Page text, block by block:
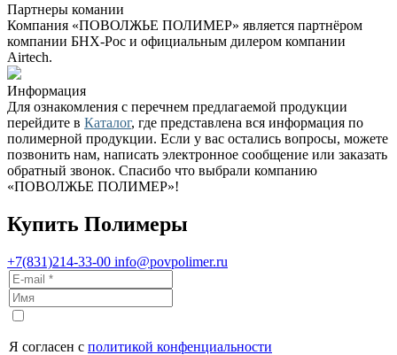
Партнеры комании
Компания «ПОВОЛЖЬЕ ПОЛИМЕР» является партнёром
компании БНХ-Рос и официальным дилером компании
Airtech.
Информация
Для ознакомления с перечнем предлагаемой продукции
перейдите в Каталог, где представлена вся информация по
полимерной продукции. Если у вас остались вопросы, можете
позвонить нам, написать электронное сообщение или заказать
обратный звонок. Спасибо что выбрали компанию
«ПОВОЛЖЬЕ ПОЛИМЕР»!
Купить Полимеры
+7(831)214-33-00 info@povpolimer.ru
Я согласен с политикой конфенциальности